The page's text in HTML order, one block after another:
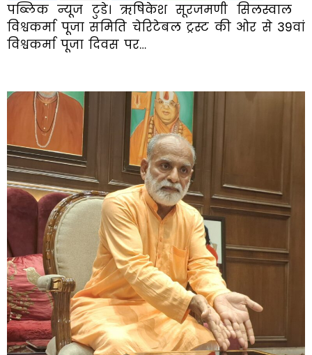
पब्लिक न्यूज टुडे। ऋषिकेश सूरजमणी सिलस्वाल
विश्वकर्मा पूजा समिति चेरिटेबल ट्रस्ट की ओर से 39वां
विश्वकर्मा पूजा दिवस पर…